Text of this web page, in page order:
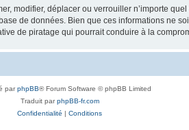
modifier, déplacer ou verrouiller n’importe
de données. Bien que ces informations ne
de piratage qui pourrait conduire à la
parphpBB® Forum Software © phpBB Limited
Traduit parphpBB-fr.com
Confidentialité | Conditions